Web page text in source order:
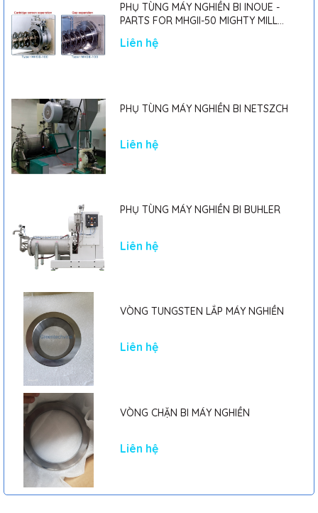
PHỤ TÙNG MÁY NGHIỀN BI INOUE -
PARTS FOR MHGII-50 MIGHTY MILL
Liên hệ
PHỤ TÙNG MÁY NGHIỀN BI NETSZCH
Liên hệ
PHỤ TÙNG MÁY NGHIỀN BI BUHLER
Liên hệ
VÒNG TUNGSTEN LẮP MÁY NGHIỀN
Liên hệ
VÒNG CHẶN BI MÁY NGHIỀN
Liên hệ